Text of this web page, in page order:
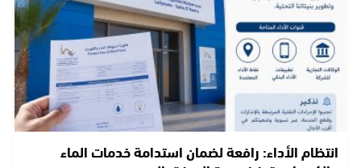
انتظام الأداء: رافعة لضمان استدامة خدمات الماء